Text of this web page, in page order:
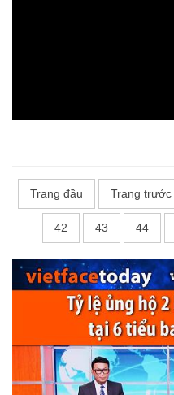
Trang đầu Trang trước
42 43 44